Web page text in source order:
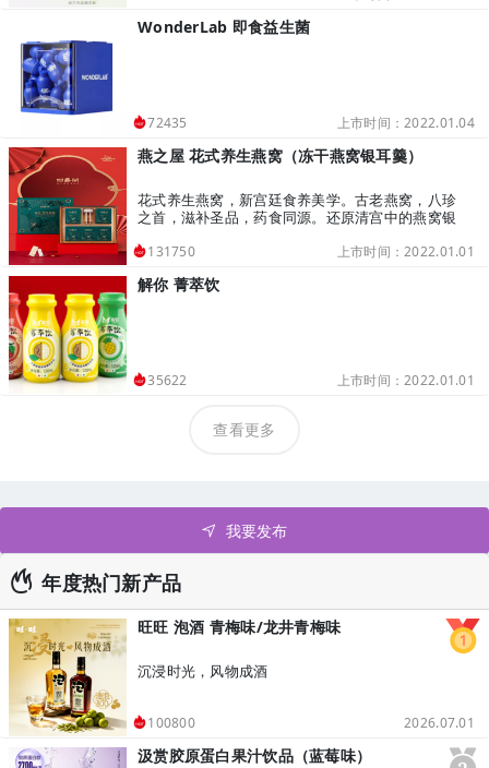
WonderLab 即食益生菌
72435 上市时间：2022.01.04
燕之屋 花式养生燕窝（冻干燕窝银耳羹）
花式养生燕窝，新宫廷食养美学。古老燕窝，八珍
之首，滋补圣品，药食同源。还原清宫中的燕窝银
131750 上市时间：2022.01.01
解你 菁萃饮
35622 上市时间：2022.01.01
查看更多
我要发布
年度热门新产品
旺旺 泡酒 青梅味/龙井青梅味
沉浸时光，风物成酒
100800 2026.07.01
汲赏胶原蛋白果汁饮品（蓝莓味）